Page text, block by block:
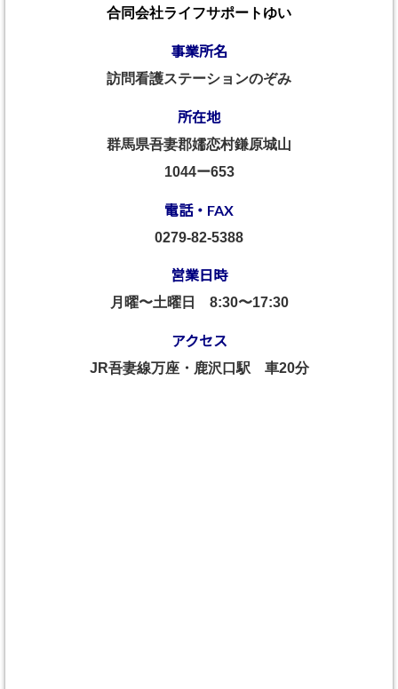
合同会社ライフサポートゆい
事業所名
訪問看護ステーションのぞみ
所在地
群馬県吾妻郡嬬恋村鎌原城山
1044ー653
電話・FAX
0279-82-5388
営業日時
月曜〜土曜日 8:30〜17:30
アクセス
JR吾妻線万座・鹿沢口駅 車20分